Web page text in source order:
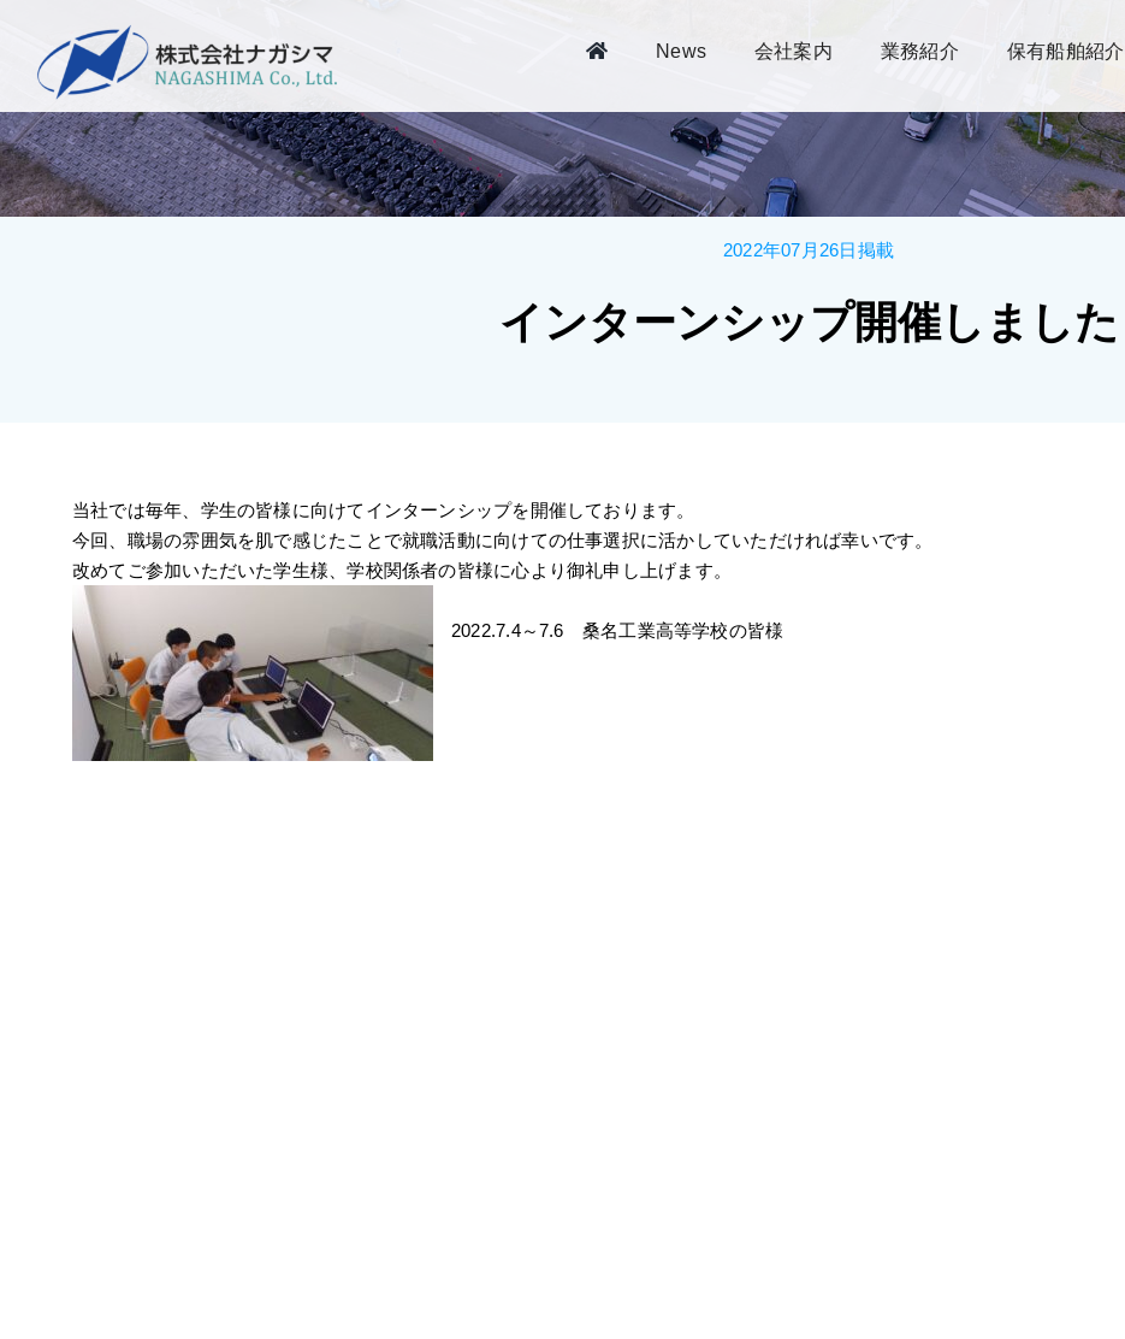
content
News 会社案内 業務紹介 保有船舶紹介
2022年07月26日掲載
インターンシップ開催しました
当社では毎年、学生の皆様に向けてインターンシップを開催しております。
今回、職場の雰囲気を肌で感じたことで就職活動に向けての仕事選択に活かしていただければ幸いです。
改めてご参加いただいた学生様、学校関係者の皆様に心より御礼申し上げます。
2022.7.4～7.6 桑名工業高等学校の皆様